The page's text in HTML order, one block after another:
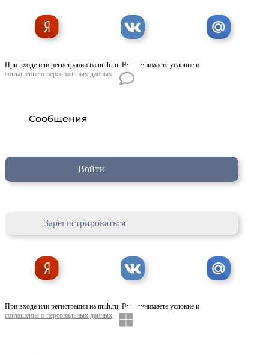
При входе или регистрации на nuih.ru, Вы принимаете условие и
соглашение о персональных данных
Сообщения
Войти
Зарегистрироваться
При входе или регистрации на nuih.ru, Вы принимаете условие и
соглашение о персональных данных